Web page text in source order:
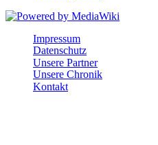
Impressum
Datenschutz
Unsere Partner
Unsere Chronik
Kontakt